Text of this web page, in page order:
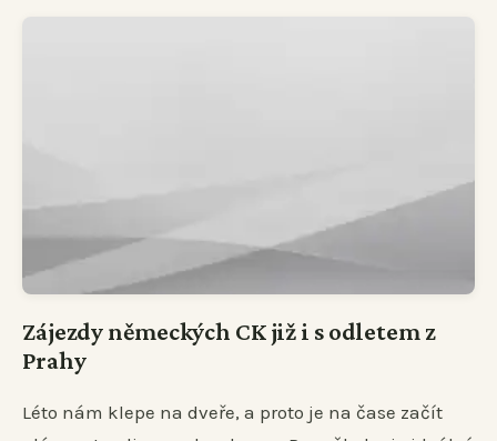
Zájezdy německých CK již i s odletem z
Prahy
Léto nám klepe na dveře, a proto je na čase začít